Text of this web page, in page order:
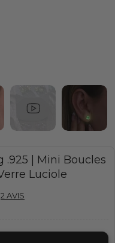
.925 | Mini Boucles
Luciole
2 AVIS